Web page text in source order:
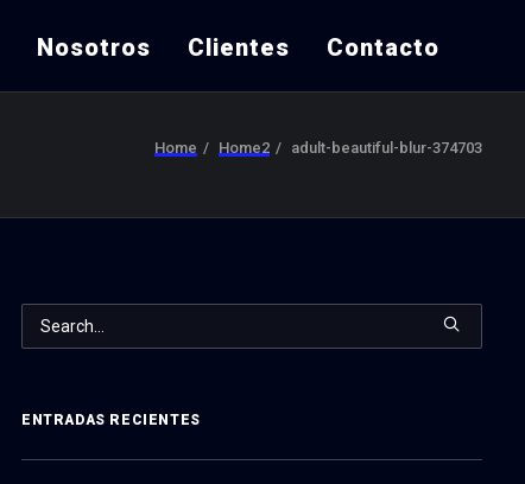
Nosotros Clientes Contacto
Home Home2 adult-beautiful-blur-374703
ENTRADAS RECIENTES